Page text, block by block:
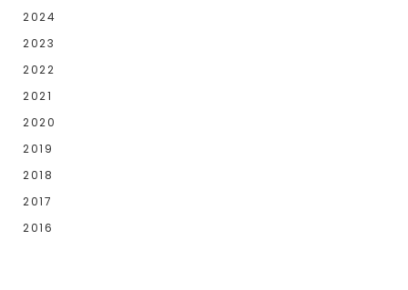
2024
2023
2022
2021
2020
2019
2018
2017
2016